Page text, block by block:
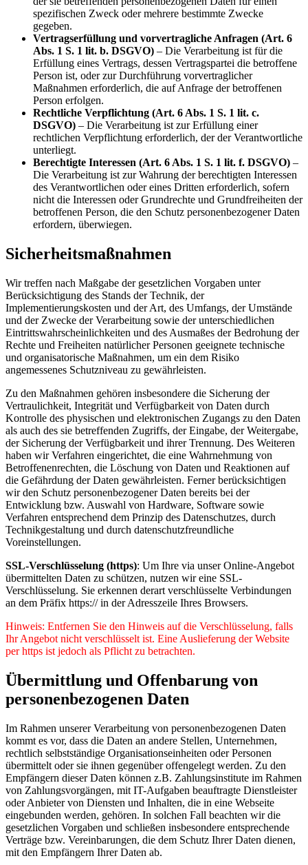
spezifischen Zweck oder mehrere bestimmte Zwecke
gegeben.
Vertragserfüllung und vorvertragliche Anfragen (Art. 6
Abs. 1 S. 1 lit. b. DSGVO) – Die Verarbeitung ist für die
Erfüllung eines Vertrags, dessen Vertragspartei die betroffene
Person ist, oder zur Durchführung vorvertraglicher
Maßnahmen erforderlich, die auf Anfrage der betroffenen
Person erfolgen.
Rechtliche Verpflichtung (Art. 6 Abs. 1 S. 1 lit. c.
DSGVO) – Die Verarbeitung ist zur Erfüllung einer
rechtlichen Verpflichtung erforderlich, der der Verantwortliche
unterliegt.
Berechtigte Interessen (Art. 6 Abs. 1 S. 1 lit. f. DSGVO) –
Die Verarbeitung ist zur Wahrung der berechtigten Interessen
des Verantwortlichen oder eines Dritten erforderlich, sofern
nicht die Interessen oder Grundrechte und Grundfreiheiten der
betroffenen Person, die den Schutz personenbezogener Daten
erfordern, überwiegen.
Sicherheitsmaßnahmen
Wir treffen nach Maßgabe der gesetzlichen Vorgaben unter
Berücksichtigung des Stands der Technik, der
Implementierungskosten und der Art, des Umfangs, der Umstände
und der Zwecke der Verarbeitung sowie der unterschiedlichen
Eintrittswahrscheinlichkeiten und des Ausmaßes der Bedrohung der
Rechte und Freiheiten natürlicher Personen geeignete technische
und organisatorische Maßnahmen, um ein dem Risiko
angemessenes Schutzniveau zu gewährleisten.
Zu den Maßnahmen gehören insbesondere die Sicherung der
Vertraulichkeit, Integrität und Verfügbarkeit von Daten durch
Kontrolle des physischen und elektronischen Zugangs zu den Daten
als auch des sie betreffenden Zugriffs, der Eingabe, der Weitergabe,
der Sicherung der Verfügbarkeit und ihrer Trennung. Des Weiteren
haben wir Verfahren eingerichtet, die eine Wahrnehmung von
Betroffenenrechten, die Löschung von Daten und Reaktionen auf
die Gefährdung der Daten gewährleisten. Ferner berücksichtigen
wir den Schutz personenbezogener Daten bereits bei der
Entwicklung bzw. Auswahl von Hardware, Software sowie
Verfahren entsprechend dem Prinzip des Datenschutzes, durch
Technikgestaltung und durch datenschutzfreundliche
Voreinstellungen.
SSL-Verschlüsselung (https): Um Ihre via unser Online-Angebot
übermittelten Daten zu schützen, nutzen wir eine SSL-
Verschlüsselung. Sie erkennen derart verschlüsselte Verbindungen
an dem Präfix https:// in der Adresszeile Ihres Browsers.
Hinweis: Entfernen Sie den Hinweis auf die Verschlüsselung, falls
Ihr Angebot nicht verschlüsselt ist. Eine Auslieferung der Website
per https ist jedoch als Pflicht zu betrachten.
Übermittlung und Offenbarung von
personenbezogenen Daten
Im Rahmen unserer Verarbeitung von personenbezogenen Daten
kommt es vor, dass die Daten an andere Stellen, Unternehmen,
rechtlich selbstständige Organisationseinheiten oder Personen
übermittelt oder sie ihnen gegenüber offengelegt werden. Zu den
Empfängern dieser Daten können z.B. Zahlungsinstitute im Rahmen
von Zahlungsvorgängen, mit IT-Aufgaben beauftragte Dienstleister
oder Anbieter von Diensten und Inhalten, die in eine Webseite
eingebunden werden, gehören. In solchen Fall beachten wir die
gesetzlichen Vorgaben und schließen insbesondere entsprechende
Verträge bzw. Vereinbarungen, die dem Schutz Ihrer Daten dienen,
mit den Empfängern Ihrer Daten ab.